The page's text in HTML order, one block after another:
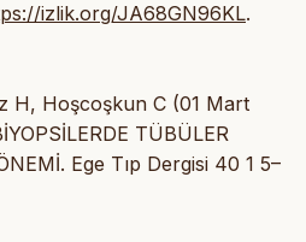
izlik.org/JA68GN96KL.
H, Hoşcoşkun C (01 Mart
TÜBÜLER
Ege Tıp Dergisi 40 1 5–